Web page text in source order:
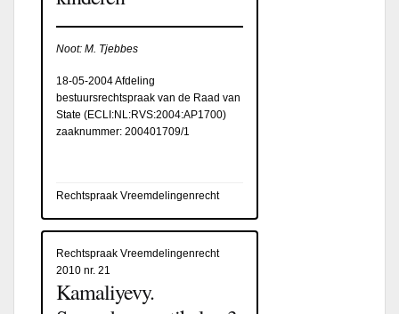
Noot: M. Tjebbes
18-05-2004 Afdeling
bestuursrechtspraak van de Raad van
State (ECLI:NL:RVS:2004:AP1700)
zaaknummer: 200401709/1
Rechtspraak Vreemdelingenrecht
Rechtspraak Vreemdelingenrecht
2010 nr. 21
Kamaliyevy.